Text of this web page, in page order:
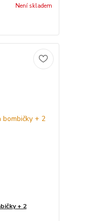
Není skladem
+ 2